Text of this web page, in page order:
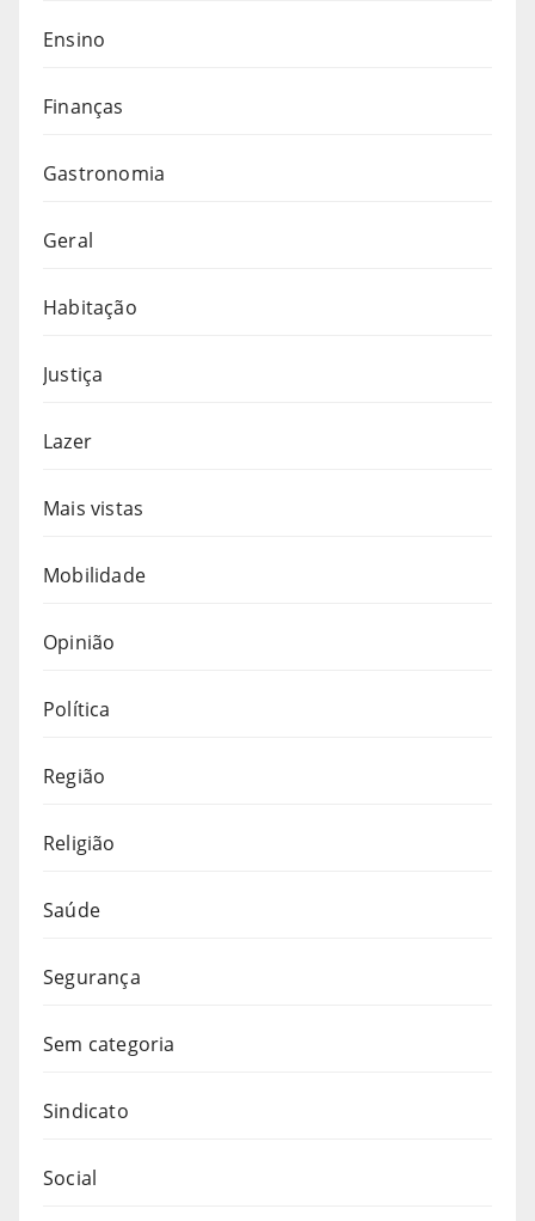
Ensino
Finanças
Gastronomia
Geral
Habitação
Justiça
Lazer
Mais vistas
Mobilidade
Opinião
Política
Região
Religião
Saúde
Segurança
Sem categoria
Sindicato
Social